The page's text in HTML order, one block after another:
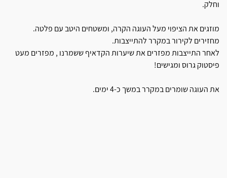
וחלק.
מוזגים את הציפוי מעל העוגה הקרה, ומשטחים היטב עם פלטה.
מחזירים לקירור במקרר להתייצבות.
לאחר התייצבות מפזרים את שיערות הקדאיף ששמרנו , מפזרים מעט
פיסטוק גרוס ומגישים!
את העוגה שומרים במקרר במשך כ-4 ימים.